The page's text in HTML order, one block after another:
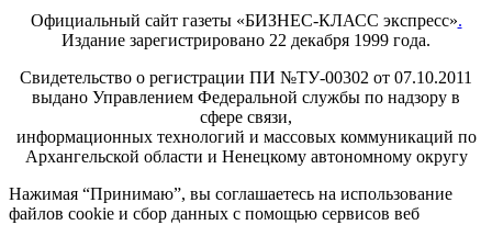
Официальный сайт газеты «БИЗНЕС-КЛАСС экспресс».
Издание зарегистрировано 22 декабря 1999 года.
Свидетельство о регистрации ПИ №ТУ-00302 от 07.10.2011
выдано Управлением Федеральной службы по надзору в
сфере связи,
информационных технологий и массовых коммуникаций по
Архангельской области и Ненецкому автономному округу
Нажимая “Принимаю”, вы соглашаетесь на использование
файлов cookie и сбор данных с помощью сервисов веб